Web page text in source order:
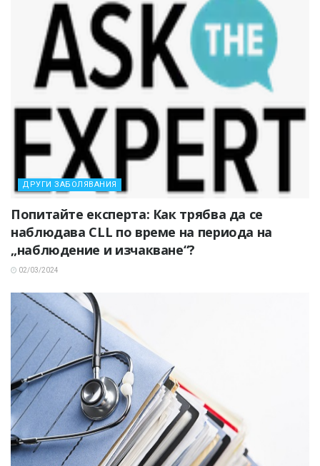
ДРУГИ ЗАБОЛЯВАНИЯ
Попитайте експерта: Как трябва да се
наблюдава CLL по време на периода на
„наблюдение и изчакване“?
02/03/2024